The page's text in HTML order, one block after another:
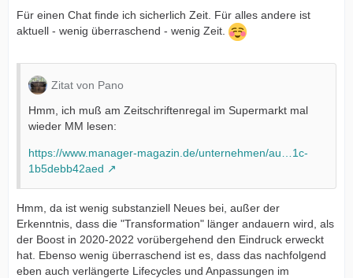
Für einen Chat finde ich sicherlich Zeit. Für alles andere ist
aktuell - wenig überraschend - wenig Zeit.
Zitat von Pano
Hmm, ich muß am Zeitschriftenregal im Supermarkt mal
wieder MM lesen:
https://www.manager-magazin.de/unternehmen/au…1c-
1b5debb42aed
Hmm, da ist wenig substanziell Neues bei, außer der
Erkenntnis, dass die "Transformation" länger andauern wird, als
der Boost in 2020-2022 vorübergehend den Eindruck erweckt
hat. Ebenso wenig überraschend ist es, dass das nachfolgend
eben auch verlängerte Lifecycles und Anpassungen im